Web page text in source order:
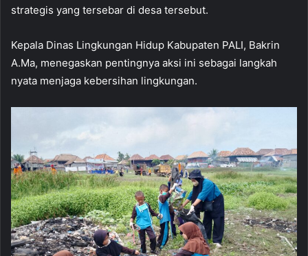
strategis yang tersebar di desa tersebut.
Kepala Dinas Lingkungan Hidup Kabupaten PALI, Bakrin
A.Ma, menegaskan pentingnya aksi ini sebagai langkah
nyata menjaga kebersihan lingkungan.